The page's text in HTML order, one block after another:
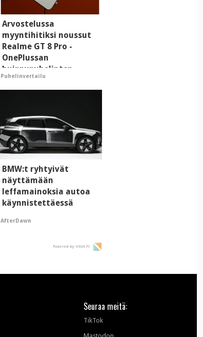
Arvostelussa
myyntihitiksi noussut
Realme GT 8 Pro -
OnePlussan
huippupuhelinten
"perillinen"
Puhelinvertailu
BMW:t ryhtyivät
näyttämään
leffamainoksia autoa
käynnistettäessä
AfterDawn
Powered by HIGH.FI
Seuraa meitä:
TikTok